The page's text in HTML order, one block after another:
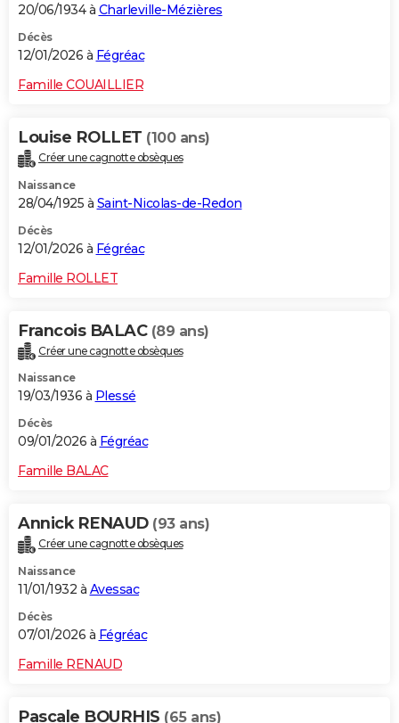
20/06/1934 à Charleville-Mézières
Décès
12/01/2026 à Fégréac
Famille COUAILLIER
Louise ROLLET (100 ans)
Créer une cagnotte obsèques
Naissance
28/04/1925 à Saint-Nicolas-de-Redon
Décès
12/01/2026 à Fégréac
Famille ROLLET
Francois BALAC (89 ans)
Créer une cagnotte obsèques
Naissance
19/03/1936 à Plessé
Décès
09/01/2026 à Fégréac
Famille BALAC
Annick RENAUD (93 ans)
Créer une cagnotte obsèques
Naissance
11/01/1932 à Avessac
Décès
07/01/2026 à Fégréac
Famille RENAUD
Pascale BOURHIS (65 ans)